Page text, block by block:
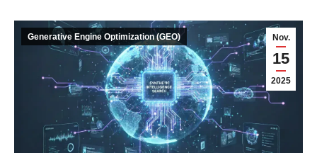
Nov.
15
2025
Generative Engine Optimization (GEO)